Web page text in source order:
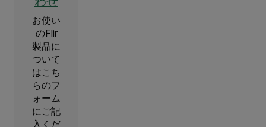
お使い
のFlir
製品に
ついて
はこち
らのフ
ォーム
にご記
入くだ